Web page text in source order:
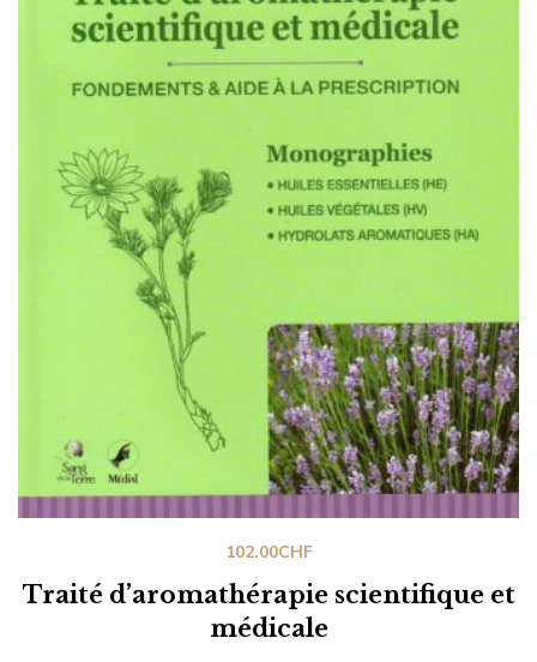
Traité d’aromathérapie scientifique et
médicale
102.00CHF